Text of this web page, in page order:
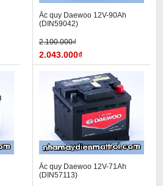
Ắc quy Daewoo 12V-90Ah
(DIN59042)
2.100.000₫
2.043.000₫
Ắc quy Daewoo 12V-71Ah
(DIN57113)